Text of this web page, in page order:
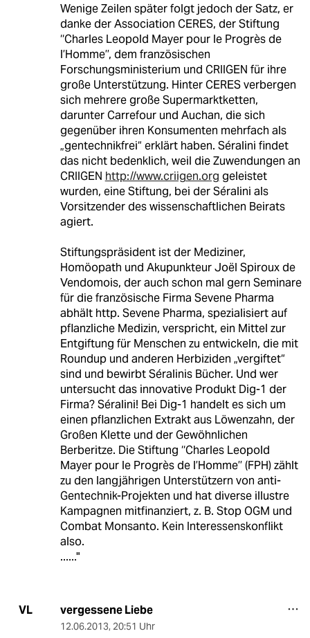
Wenige Zeilen später folgt jedoch der Satz, er
danke der Association CERES, der Stiftung
‘‘Charles Leopold Mayer pour le Progrès de
l’Homme’’, dem französischen
Forschungsministerium und CRIIGEN für ihre
große Unterstützung. Hinter CERES verbergen
sich mehrere große Supermarktketten,
darunter Carrefour und Auchan, die sich
gegenüber ihren Konsumenten mehrfach als
„gentechnikfrei“ erklärt haben. Séralini findet
das nicht bedenklich, weil die Zuwendungen an
CRIIGEN http://www.criigen.org geleistet
wurden, eine Stiftung, bei der Séralini als
Vorsitzender des wissenschaftlichen Beirats
agiert.
Stiftungspräsident ist der Mediziner,
Homöopath und Akupunkteur Joël Spiroux de
Vendomois, der auch schon mal gern Seminare
für die französische Firma Sevene Pharma
abhält http. Sevene Pharma, spezialisiert auf
pflanzliche Medizin, verspricht, ein Mittel zur
Entgiftung für Menschen zu entwickeln, die mit
Roundup und anderen Herbiziden „vergiftet“
sind und bewirbt Séralinis Bücher. Und wer
untersucht das innovative Produkt Dig-1 der
Firma? Séralini! Bei Dig-1 handelt es sich um
einen pflanzlichen Extrakt aus Löwenzahn, der
Großen Klette und der Gewöhnlichen
Berberitze. Die Stiftung ‘‘Charles Leopold
Mayer pour le Progrès de l’Homme’’ (FPH) zählt
zu den langjährigen Unterstützern von anti-
Gentechnik-Projekten und hat diverse illustre
Kampagnen mitfinanziert, z. B. Stop OGM und
Combat Monsanto. Kein Interessenskonflikt
also.
......"
VL vergessene Liebe
12.06.2013, 20:51 Uhr